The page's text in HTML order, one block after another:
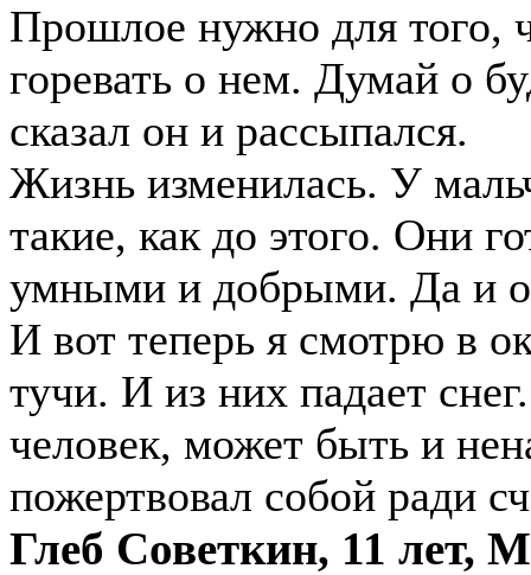
Прошлое нужно для того,
горевать о нем. Думай о
сказал он и рассыпался.
Жизнь изменилась. У
такие, как до этого. Они
умными и добрыми. Да и
И вот теперь я смотрю в
тучи. И из них падает
человек, может быть и
пожертвовал собой ради
Глеб Советкин, 11 лет,